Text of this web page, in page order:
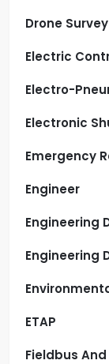
Drone Survey
Electric
Electro-
Electronic
Emergency
Engineer
Engineering
Engineering
ETAP
Fieldbus